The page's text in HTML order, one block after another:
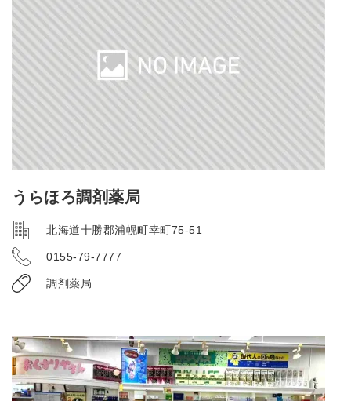
うらほろ調剤薬局
北海道十勝郡浦幌町幸町75-51
0155-79-7777
調剤薬局